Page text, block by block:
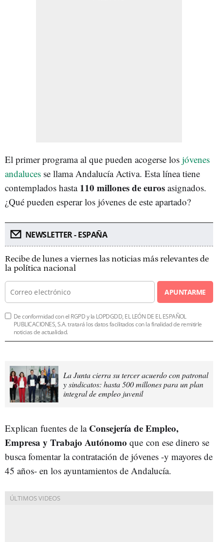
El primer programa al que pueden acogerse los jóvenes
andaluces se llama Andalucía Activa. Esta línea tiene
contemplados hasta 110 millones de euros asignados.
¿Qué pueden esperar los jóvenes de este apartado?
NEWSLETTER - ESPAÑA
Recibe de lunes a viernes las noticias más relevantes de
la política nacional
APUNTARME
De conformidad con el RGPD y la LOPDGDD, EL LEÓN DE EL ESPAÑOL
PUBLICACIONES, S.A. tratará los datos facilitados con la finalidad de remitirle
noticias de actualidad.
La Junta cierra su tercer acuerdo con patronal
y sindicatos: hasta 500 millones para un plan
integral de empleo juvenil
Explican fuentes de la Consejería de Empleo,
Empresa y Trabajo Autónomo que con ese dinero se
busca fomentar la contratación de jóvenes -y mayores de
45 años- en los ayuntamientos de Andalucía.